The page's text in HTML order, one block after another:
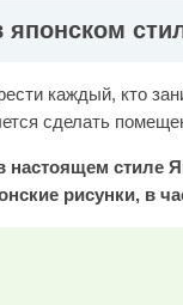
каждый, кто
сделать
настоящем стиле
рисунки, в